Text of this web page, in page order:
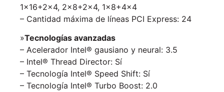
1×16+2×4, 2×8+2×4, 1×8+4×4
– Cantidad máxima de líneas PCI Express: 24
»Tecnologías avanzadas
– Acelerador Intel® gausiano y neural: 3.5
– Intel® Thread Director: Sí
– Tecnología Intel® Speed Shift: Sí
– Tecnología Intel® Turbo Boost: 2.0